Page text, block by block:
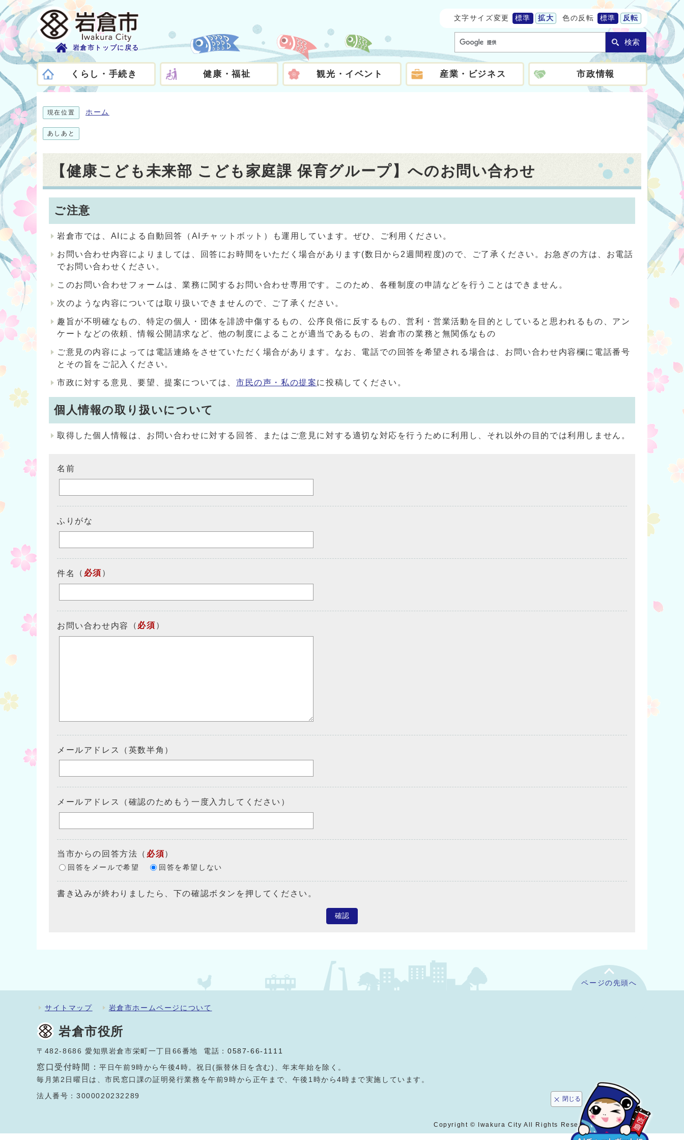
岩倉市トップに戻る
文字サイズ変更 標準 拡大 色の反転 標準 反転
検索
くらし・手続き 健康・福祉 観光・イベント 産業・ビジネス 市政情報
現在位置 ホーム
あしあと
【健康こども未来部 こども家庭課 保育グループ】へのお問い合わせ
ご注意
岩倉市では、AIによる自動回答（AIチャットボット）も運用しています。ぜひ、ご利用ください。
お問い合わせ内容によりましては、回答にお時間をいただく場合があります(数日から2週間程度)ので、ご了承ください。お急ぎの方は、お電話
でお問い合わせください。
このお問い合わせフォームは、業務に関するお問い合わせ専用です。このため、各種制度の申請などを行うことはできません。
次のような内容については取り扱いできませんので、ご了承ください。
趣旨が不明確なもの、特定の個人・団体を誹謗中傷するもの、公序良俗に反するもの、営利・営業活動を目的としていると思われるもの、アン
ケートなどの依頼、情報公開請求など、他の制度によることが適当であるもの、岩倉市の業務と無関係なもの
ご意見の内容によっては電話連絡をさせていただく場合があります。なお、電話での回答を希望される場合は、お問い合わせ内容欄に電話番号
とその旨をご記入ください。
市政に対する意見、要望、提案については、 市民の声・私の提案に投稿してください。
個人情報の取り扱いについて
取得した個人情報は、お問い合わせに対する回答、またはご意見に対する適切な対応を行うために利用し、それ以外の目的では利用しません。
名前
ふりがな
件名 （ 必須 ）
お問い合わせ内容 （ 必須 ）
メールアドレス（英数半角）
メールアドレス（確認のためもう一度入力してください）
当市からの回答方法 （ 必須）
回答をメールで希望 回答を希望しない
書き込みが終わりましたら、下の確認ボタンを押してください。
確認
閉じる
ページの先頭へ
サイトマップ 岩倉市ホームページについて
岩倉市役所
〒482-8686 愛知県岩倉市栄町一丁目66番地 電話：0587-66-1111
窓口受付時間：平日午前9時から午後4時。祝日(振替休日を含む)、年末年始を除く。
毎月第2日曜日は、市民窓口課の証明発行業務を午前9時から正午まで、午後1時から4時まで実施しています。
法人番号：3000020232289
Copyright © Iwakura City All Rights Reserved.